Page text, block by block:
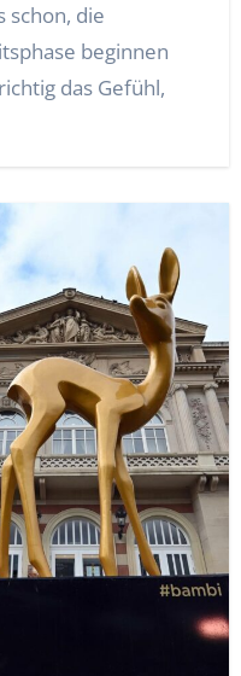
schon, die
beginnen
das Gefühl,